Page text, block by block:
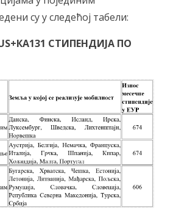
су у следећој табели:
СТИПЕНДИЈА ПО